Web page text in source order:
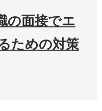
の面接でエ
ための対策